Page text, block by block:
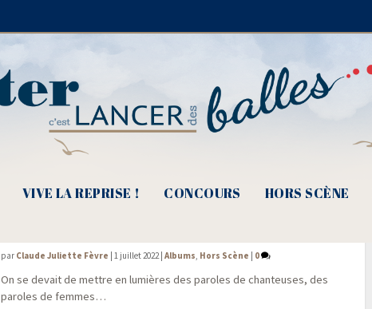
VIVE LA REPRISE ! CONCOURS HORS SCÈNE
par Claude Juliette Fèvre |1 juillet 2022|Albums, Hors Scène 0
On se devait de mettre en lumières des paroles de chan­teuses, des
paroles de femmes…